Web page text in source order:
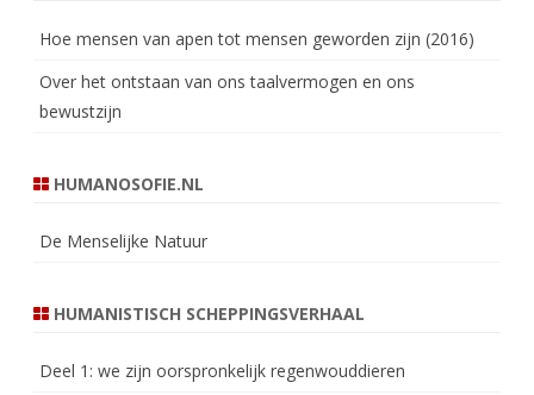
Hoe mensen van apen tot mensen geworden zijn (2016)
Over het ontstaan van ons taalvermogen en ons
bewustzijn
HUMANOSOFIE.NL
De Menselijke Natuur
HUMANISTISCH SCHEPPINGSVERHAAL
Deel 1: we zijn oorspronkelijk regenwouddieren